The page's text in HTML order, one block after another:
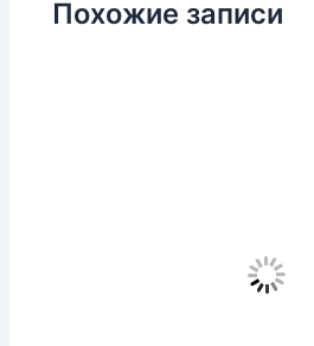
Похожие записи